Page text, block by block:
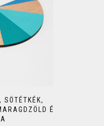
SÖTÉTKÉK,
ÉS